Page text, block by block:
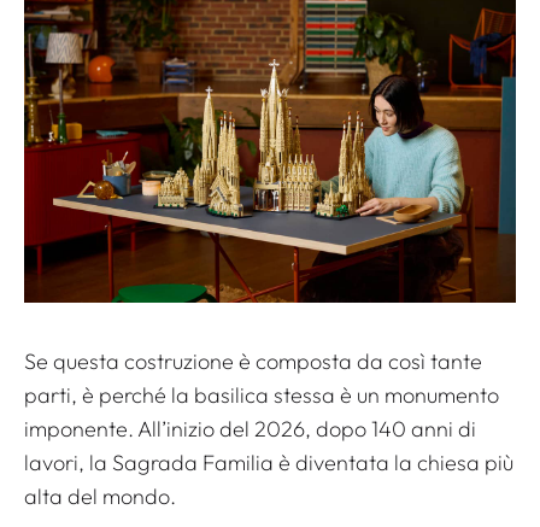
Se questa costruzione è composta da così tante
parti, è perché la basilica stessa è un monumento
imponente. All’inizio del 2026, dopo 140 anni di
lavori, la Sagrada Familia è diventata la chiesa più
alta del mondo.